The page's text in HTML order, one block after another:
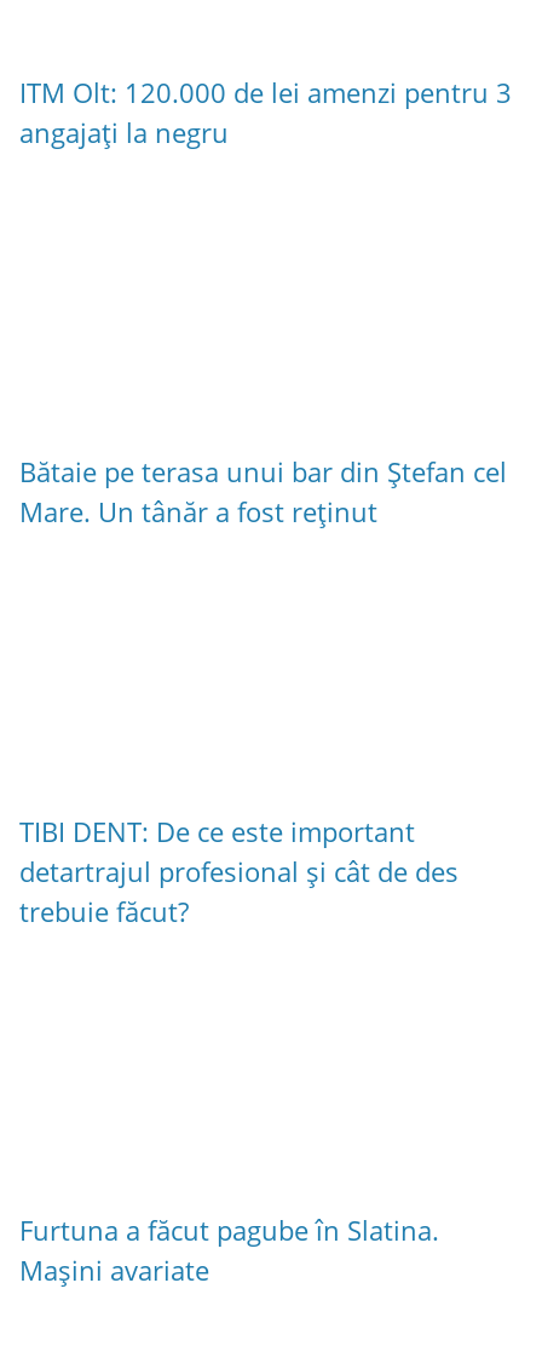
ITM Olt: 120.000 de lei amenzi pentru 3
angajați la negru
Bătaie pe terasa unui bar din Ștefan cel
Mare. Un tânăr a fost reținut
TIBI DENT: De ce este important
detartrajul profesional și cât de des
trebuie făcut?
Furtuna a făcut pagube în Slatina.
Mașini avariate